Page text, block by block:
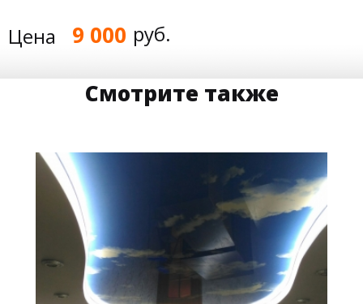
Цена 9 000 руб.
Смотрите также